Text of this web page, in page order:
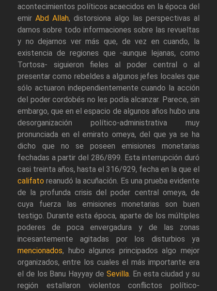
acontecimientos políticos acaecidos en la época del
emirAbd Allah, distorsiona algo las perspectivas al
darnos sobre todo informaciones sobre las revueltas
y no dejarnos ver más que, de vez en cuando, la
existencia de regiones que -aunque lejanas, como
Tortosa- siguieron fieles al poder central o al
presentar como rebeldes a algunos jefes locales que
sólo actuaron independientemente cuando la acción
del poder cordobés no les podía alcanzar. Parece, sin
embargo, que en el espacio de algunos años hubo una
desorganización político-administrativa muy
pronunciada en el emirato omeya, del que ya se ha
dicho que no se poseen emisiones monetarias
fechadas a partir del 286/899. Esta interrupción duró
casi treinta años, hasta el 316/929, fecha en la que el
califato reanudó la acuñación. Es una prueba evidente
de la profunda crisis del poder central omeya, de
cuya fuerza las emisiones monetarias son buen
testigo. Durante esta época, aparte de los múltiples
poderes de poca envergadura y de las zonas
incesantemente agitadas por los disturbios ya
mencionados, hubo algunos principados algo mejor
organizados, entre los cuales el más importante era
el de los Banu Hayyay de Sevilla. En esta ciudad y su
región estallaron violentos conflictos político-